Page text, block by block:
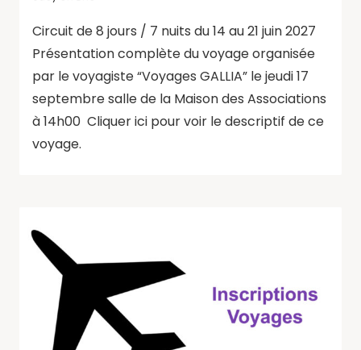
Circuit de 8 jours / 7 nuits du 14 au 21 juin 2027
Présentation complète du voyage organisée
par le voyagiste “Voyages GALLIA” le jeudi 17
septembre salle de la Maison des Associations
à 14h00 Cliquer ici pour voir le descriptif de ce
voyage.